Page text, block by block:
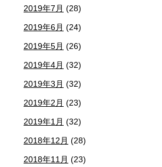
2019年7月 (28)
2019年6月 (24)
2019年5月 (26)
2019年4月 (32)
2019年3月 (32)
2019年2月 (23)
2019年1月 (32)
2018年12月 (28)
2018年11月 (23)